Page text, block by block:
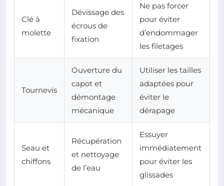
Clé à
molette
Dévissage des
écrous de
fixation
Ne pas forcer
pour éviter
d’endommager
les filetages
Tournevis
Ouverture du
capot et
démontage
mécanique
Utiliser les tailles
adaptées pour
éviter le
dérapage
Seau et
chiffons
Récupération
et nettoyage
de l’eau
Essuyer
immédiatement
pour éviter les
glissades